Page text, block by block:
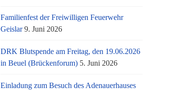
Familienfest der Freiwilligen Feuerwehr
Geislar 9. Juni 2026
DRK Blutspende am Freitag, den 19.06.2026
in Beuel (Brückenforum) 5. Juni 2026
Einladung zum Besuch des Adenauerhauses